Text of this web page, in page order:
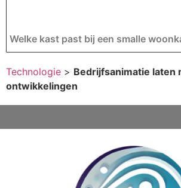
Welke kast past bij een smalle
Technologie > Bedrijfsanimatie laten
ontwikkelingen